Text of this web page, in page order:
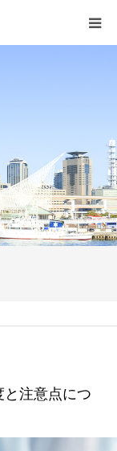
注意点につ